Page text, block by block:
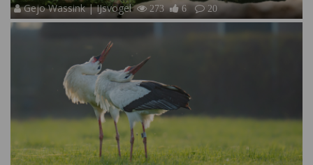
Gejo Wassink | IJsvogel 273 6 20